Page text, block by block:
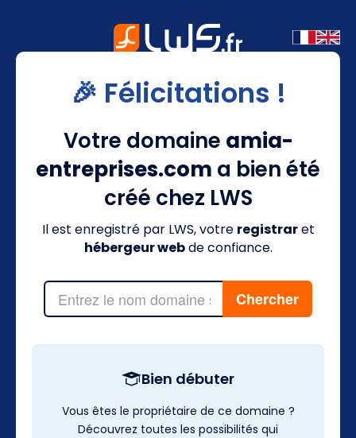
🎉 Félicitations !
Votre domaine amia-
entreprises.com a bien été
créé chez LWS
Il est enregistré par LWS, votre registraret
hébergeur webde confiance.
Bien débuter
Vous êtes le propriétaire de ce domaine ?
Découvrez toutes les possibilités qui